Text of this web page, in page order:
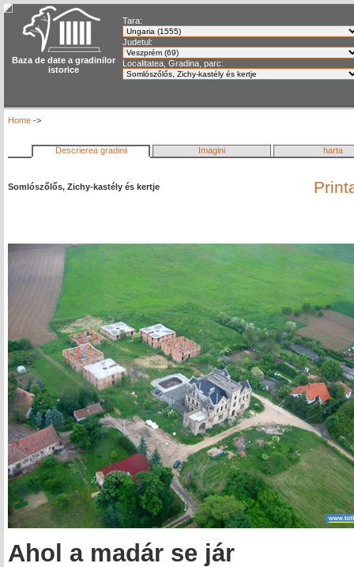
Baza de date a gradinilor
istorice
Tara:
Judetul:
Localitatea, Gradina, parc:
Home ->
Descrierea gradinii Imagini harta
Somlószőlős, Zichy-kastély és kertje
Ahol a madár se jár